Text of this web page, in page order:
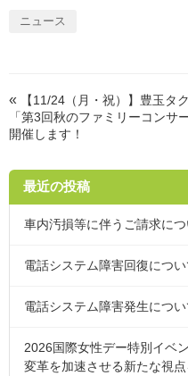
ニュース
«
【11/24（月・祝）】豊玉タ
「第3回秋のファミリーコンサ
開催します！
最近の投稿
車内汚損等に伴うご請求に
電話システム障害回復につい
電話システム障害発生につい
2026国際女性デー特別イベ
変革を加速させる新たな視